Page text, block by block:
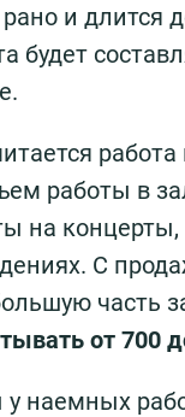
и длится
будет
работы в
на
С
часть
от 700
наемных